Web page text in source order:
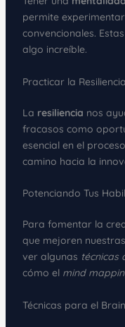
permite
convencionales.
algo increíble.
Practicar la Resiliencia
La resiliencia nos
fracasos como
esencial en el
camino hacia la
Potenciando Tus
Para fomentar la
que mejoren nuestras
ver algunas técnicas
cómo el mind
Técnicas para el